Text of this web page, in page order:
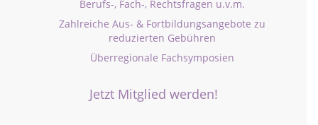
Berufs-, Fach-, Rechtsfragen u.v.m.
Zahlreiche Aus- & Fortbildungsangebote zu
reduzierten Gebühren
Überregionale Fachsymposien
Jetzt Mitglied werden!